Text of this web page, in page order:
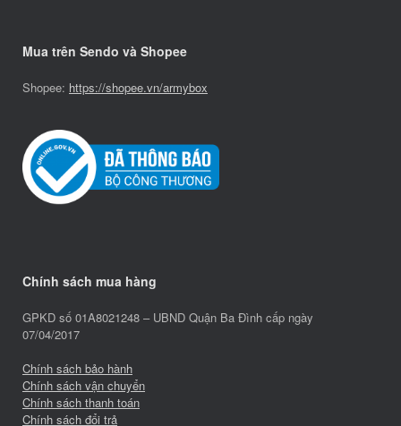
Mua trên Sendo và Shopee
Shopee: https://shopee.vn/armybox
Chính sách mua hàng
GPKD số 01A8021248 – UBND Quận Ba Đình cấp ngày
07/04/2017
Chính sách bảo hành
Chính sách vận chuyển
Chính sách thanh toán
Chính sách đổi trả